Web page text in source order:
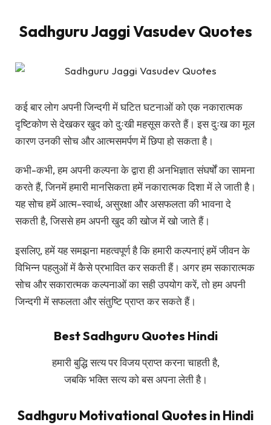
Sadhguru Jaggi Vasudev Quotes
कई बार लोग अपनी जिन्दगी में घटित घटनाओं को एक नकारात्मक
दृष्टिकोण से देखकर खुद को दुःखी महसूस करते हैं। इस दुःख का मूल
कारण उनकी सोच और आत्मसमर्पण में छिपा हो सकता है।
कभी-कभी, हम अपनी कल्पना के द्वारा ही अनभिज्ञात संघर्षों का सामना
करते हैं, जिनमें हमारी मानसिकता हमें नकारात्मक दिशा में ले जाती है।
यह सोच हमें आत्म-स्वार्थ, असुरक्षा और असफलता की भावना दे
सकती है, जिससे हम अपनी खुद की खोज में खो जाते हैं।
इसलिए, हमें यह समझना महत्वपूर्ण है कि हमारी कल्पनाएं हमें जीवन के
विभिन्न पहलुओं में कैसे प्रभावित कर सकती हैं। अगर हम सकारात्मक
सोच और सकारात्मक कल्पनाओं का सही उपयोग करें, तो हम अपनी
जिन्दगी में सफलता और संतुष्टि प्राप्त कर सकते हैं।
Best Sadhguru Quotes Hindi
हमारी बुद्धि सत्य पर विजय प्राप्त करना चाहती है,
जबकि भक्ति सत्य को बस अपना लेती है।
Sadhguru Motivational Quotes in Hindi